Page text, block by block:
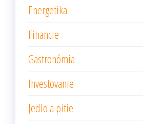
Energetika
Financie
Gastronómia
Investovanie
Jedlo a pitie